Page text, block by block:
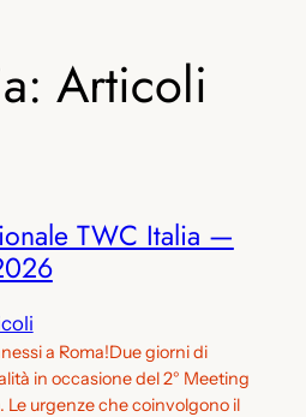
Articoli
TWC Italia —
a Roma!Due giorni di
in occasione del 2° Meeting
Le urgenze che coinvolgono il